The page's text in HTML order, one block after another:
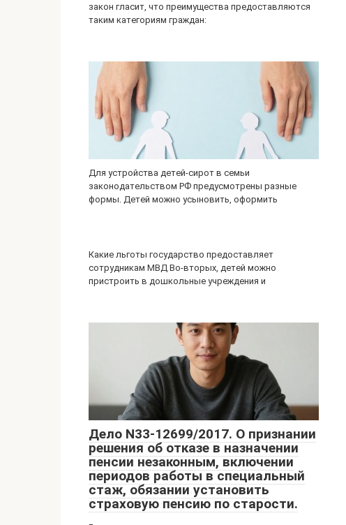
закон гласит, что преимущества предоставляются
таким категориям граждан:
Для устройства детей-сирот в семьи
законодательством РФ предусмотрены разные
формы. Детей можно усыновить, оформить
Какие льготы государство предоставляет
сотрудникам МВД Во-вторых, детей можно
пристроить в дошкольные учреждения и
Дело N33-12699/2017. О признании
решения об отказе в назначении
пенсии незаконным, включении
периодов работы в специальный
стаж, обязании установить
страховую пенсию по старости.